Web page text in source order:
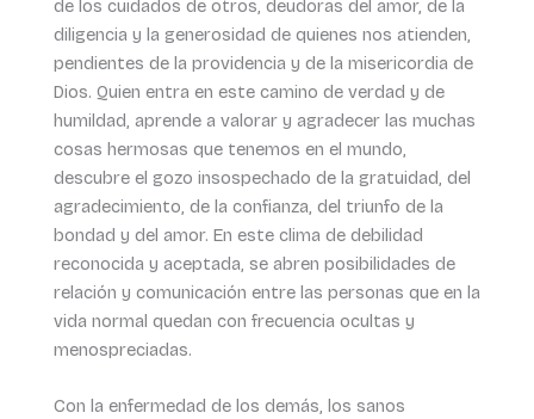
de los cuidados de otros, deudoras del amor, de la
diligencia y la generosidad de quienes nos atienden,
pendientes de la providencia y de la misericordia de
Dios. Quien entra en este camino de verdad y de
humildad, aprende a valorar y agradecer las muchas
cosas hermosas que tenemos en el mundo,
descubre el gozo insospechado de la gratuidad, del
agradecimiento, de la confianza, del triunfo de la
bondad y del amor. En este clima de debilidad
reconocida y aceptada, se abren posibilidades de
relación y comunicación entre las personas que en la
vida normal quedan con frecuencia ocultas y
menospreciadas.
Con la enfermedad de los demás, los sanos